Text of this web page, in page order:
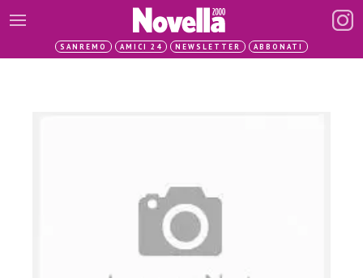
SANREMO AMICI 24 NEWSLETTER ABBONATI